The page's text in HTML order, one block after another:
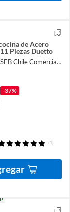
de Acero
Piezas Duetto
Por Groupe SEB Chile Comercial Limitada
-37%
(1)